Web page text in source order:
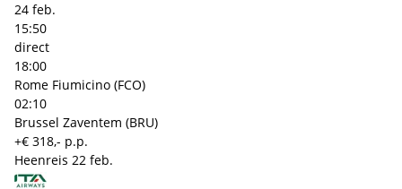
24 feb.
15:50
direct
18:00
Rome Fiumicino (FCO)
02:10
Brussel Zaventem (BRU)
+€ 318,- p.p.
Heenreis 22 feb.